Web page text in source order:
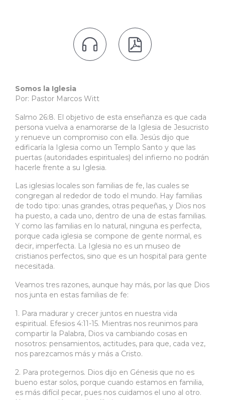
 
Somos la Iglesia
Por: Pastor Marcos Witt
Salmo 26:8. El objetivo de esta enseñanza es que cada
persona vuelva a enamorarse de la Iglesia de Jesucristo
y renueve un compromiso con ella. Jesús dijo que
edificaría la Iglesia como un Templo Santo y que las
puertas (autoridades espirituales) del infierno no podrán
hacerle frente a su Iglesia.
Las iglesias locales son familias de fe, las cuales se
congregan al rededor de todo el mundo. Hay familias
de todo tipo: unas grandes, otras pequeñas, y Dios nos
ha puesto, a cada uno, dentro de una de estas familias.
Y como las familias en lo natural, ninguna es perfecta,
porque cada iglesia se compone de gente normal, es
decir, imperfecta. La Iglesia no es un museo de
cristianos perfectos, sino que es un hospital para gente
necesitada.
Veamos tres razones, aunque hay más, por las que Dios
nos junta en estas familias de fe:
1. Para madurar y crecer juntos en nuestra vida
espiritual. Efesios 4:11-15. Mientras nos reunimos para
compartir la Palabra, Dios va cambiando cosas en
nosotros: pensamientos, actitudes, para que, cada vez,
nos parezcamos más y más a Cristo.
2. Para protegernos. Dios dijo en Génesis que no es
bueno estar solos, porque cuando estamos en familia,
es más difícil pecar, pues nos cuidamos el uno al otro.